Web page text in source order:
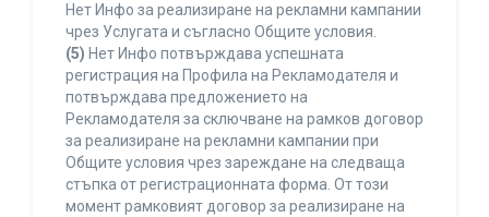
Нет Инфо за реализиране на рекламни кампании
чрез Услугата и съгласно Общите условия.
(5) Нет Инфо потвърждава успешната
регистрация на Профила на Рекламодателя и
потвърждава предложението на
Рекламодателя за сключване на рамков договор
за реализиране на рекламни кампании при
Общите условия чрез зареждане на следваща
стъпка от регистрационната форма. От този
момент рамковият договор за реализиране на